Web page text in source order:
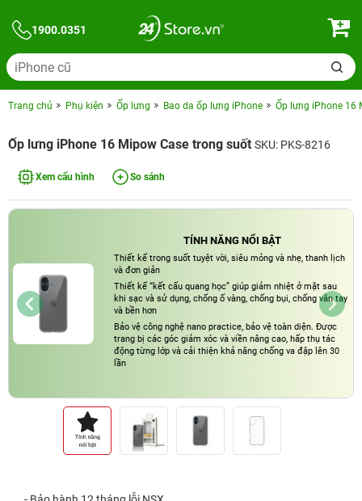
1900.0351
Trang chủ Phụ kiện Ốp lưng Bao da ốp lưng iPhone Ốp lưng iPhone 16
Ốp lưng iPhone 16 Mipow Case trong suốt SKU: PKS-8216
Xem cấu hình So sánh
TÍNH NĂNG NỔI BẬT
Thiết kế trong suốt tuyệt vời, siêu mỏng và nhẹ, thanh lịch
và đơn giản
Thiết kế “kết cấu quang học” giúp giảm nhiệt ở mặt sau
khi sạc và sử dụng, chống ố vàng, chống bụi, chống vân tay
và bền hơn
Bảo vệ công nghệ nano practice, bảo vệ toàn diện. Được
trang bị các góc giảm xóc và viền nâng cao, hấp thụ tác
động từng lớp và cải thiện khả năng chống va đập lên 30
lần